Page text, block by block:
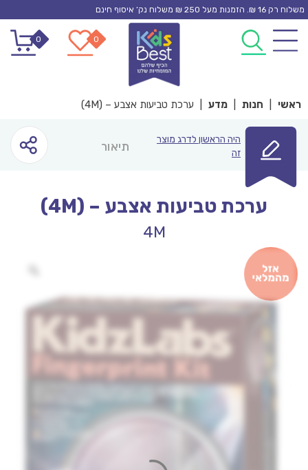
Skip
content
משלוח רק 16 ₪. הזמנות מעל 250 ₪ משלוח נק’ איסוף חינם
0
0
ראשי חנות מדע ערכת טביעות אצבע – (4M)
היה הראשון לדרג מוצר
זה
תיאור
ערכת טביעות אצבע – (4M)
4M